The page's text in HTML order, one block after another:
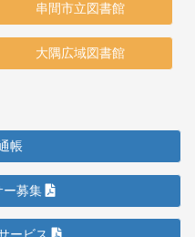
串間市立図書館
大隅広域図書館
帳
ー募集